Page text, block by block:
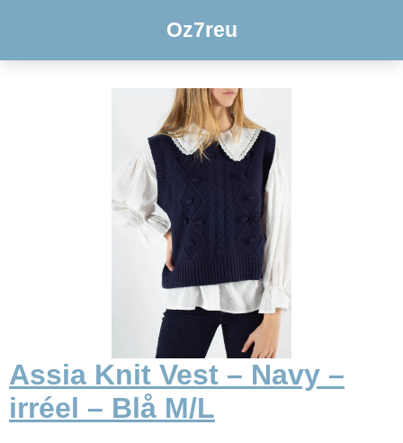
Oz7reu
Assia Knit Vest – Navy –
irréel – Blå M/L